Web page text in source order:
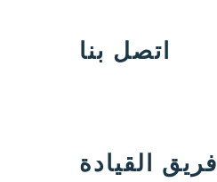
اتصل بنا
فريق القيادة